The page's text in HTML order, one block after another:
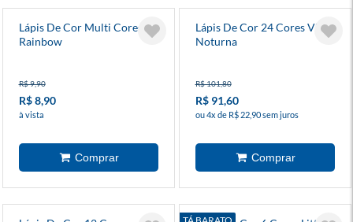
Lápis De Cor Multi Cores
Rainbow
R$ 9,90
R$ 8,90
à vista
Lápis De Cor 24 Cores Vibes
Noturna
R$ 101,80
R$ 91,60
ou 4x de R$ 22,90 sem juros